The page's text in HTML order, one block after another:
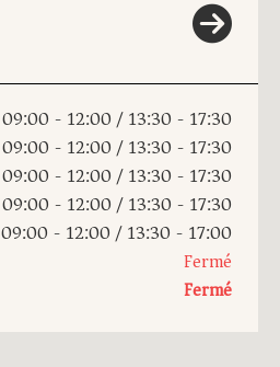
09:00 - 12:00/13:30 - 17:30
09:00 - 12:00/13:30 - 17:30
09:00 - 12:00/13:30 - 17:30
09:00 - 12:00/13:30 - 17:30
09:00 - 12:00/13:30 - 17:00
Fermé
Fermé